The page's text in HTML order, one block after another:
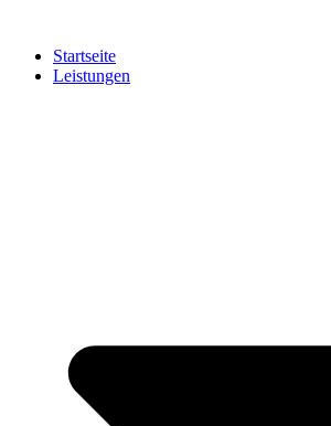
springenStartseite
Leistungen